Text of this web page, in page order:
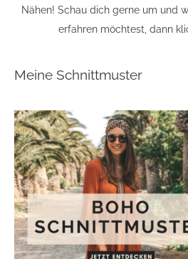
Nähen! Schau dich gerne um und
erfahren möchtest, dann
Meine Schnittmuster